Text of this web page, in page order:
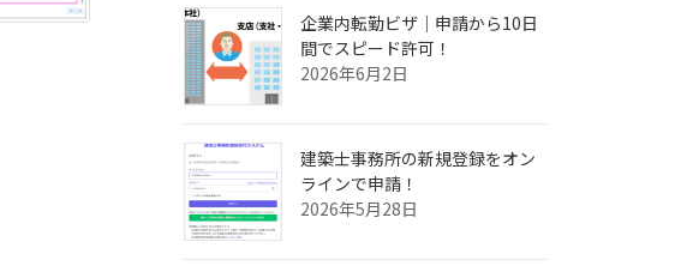
企業内転勤ビザ｜申請から10日
間でスピード許可！
2026年6月2日
建築士事務所の新規登録をオン
ラインで申請！
2026年5月28日